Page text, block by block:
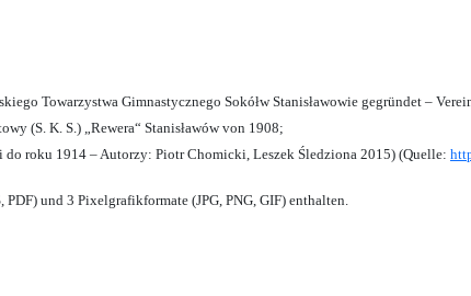
Towarzystwa Gimnastycznego Sokółw Stanisławowie gegründet –
(S. K. S.) „Rewera“ Stanisławów von 1908;
roku 1914 – Autorzy: Piotr Chomicki, Leszek Śledziona 2015) (Quelle:
und 3 Pixelgrafikformate (JPG, PNG, GIF) enthalten.